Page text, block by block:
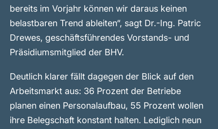
bereits im Vorjahr können wir daraus keinen
belastbaren Trend ableiten“, sagt Dr.-Ing. Patric
Drewes, geschäftsführendes Vorstands- und
Präsidiumsmitglied der BHV.
Deutlich klarer fällt dagegen der Blick auf den
Arbeitsmarkt aus: 36 Prozent der Betriebe
planen einen Personalaufbau, 55 Prozent wollen
ihre Belegschaft konstant halten. Lediglich neun